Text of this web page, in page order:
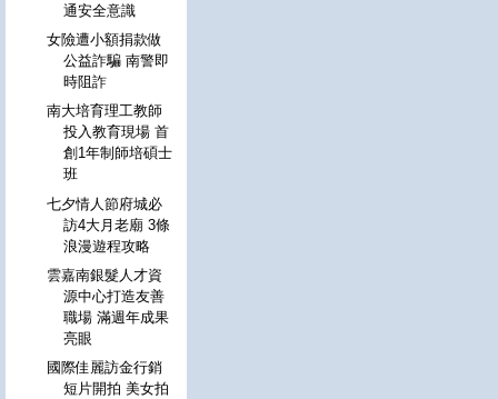
通安全意識
女險遭小額捐款做
公益詐騙 南警即
時阻詐
南大培育理工教師
投入教育現場 首
創1年制師培碩士
班
七夕情人節府城必
訪4大月老廟 3條
浪漫遊程攻略
雲嘉南銀髮人才資
源中心打造友善
職場 滿週年成果
亮眼
國際佳麗訪金行銷
短片開拍 美女拍